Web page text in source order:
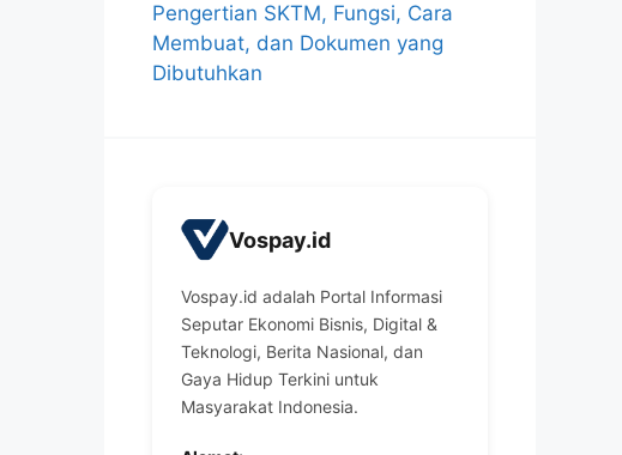
Pengertian SKTM, Fungsi, Cara
Membuat, dan Dokumen yang
Dibutuhkan
Vospay.id
Vospay.id adalah Portal Informasi
Seputar Ekonomi Bisnis, Digital &
Teknologi, Berita Nasional, dan
Gaya Hidup Terkini untuk
Masyarakat Indonesia.